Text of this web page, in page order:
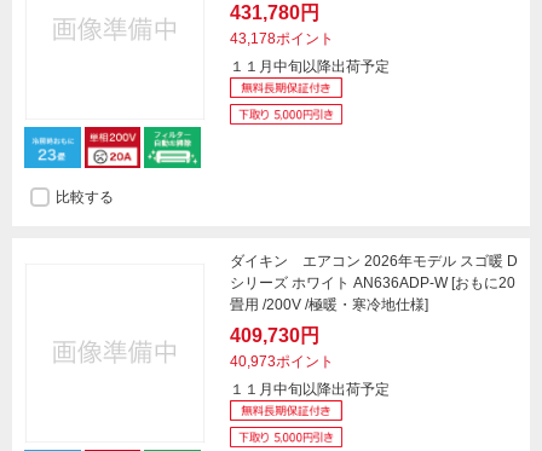
431,780円
43,178ポイント
１１月中旬以降出荷予定
比較する
ダイキン エアコン 2026年モデル スゴ暖 D
シリーズ ホワイト AN636ADP-W [おもに20
畳用 /200V /極暖・寒冷地仕様]
409,730円
40,973ポイント
１１月中旬以降出荷予定